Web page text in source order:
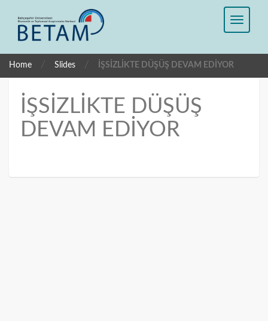
Home / Slides / İŞSİZLİKTE DÜŞÜŞ DEVAM EDİYOR
İŞSİZLİKTE DÜŞÜŞ
DEVAM EDİYOR